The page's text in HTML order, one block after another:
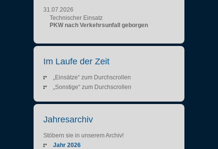
31.07.2026
Technischer Einsatz
PKW nach Verkehrsunfall geborgen
Im Laufe der Zeit
„Einsätze“ zum Durchscrollen
„Sonstige“ zum Durchscrollen
Jahresarchiv
Stöbern sie in unserem Archiv!
Jahr 2026